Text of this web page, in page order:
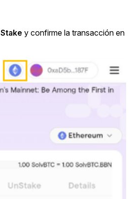
Stake y confirme la transacción en